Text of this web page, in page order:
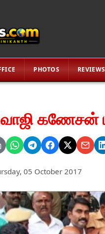
PHOTOS REVIEWS
கணேசன்
05 October 2017